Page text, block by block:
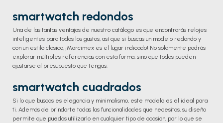
smartwatch redondos
Una de las tantas ventajas de nuestro catálogo es que encontrarás relojes
inteligentes para todos los gustos, así que si buscas un modelo redondo y
con un estilo clásico, ¡Marcimex es el lugar indicado! No solamente podrás
explorar múltiples referencias con esta forma, sino que todas pueden
ajustarse al presupuesto que tengas.
smartwatch cuadrados
Si lo que buscas es elegancia y minimalismo, este modelo es el ideal para
ti. Además de brindarte todas las funcionalidades que necesitas, su diseño
permite que puedas utilizarlo en cualquier tipo de ocasión, por lo que se